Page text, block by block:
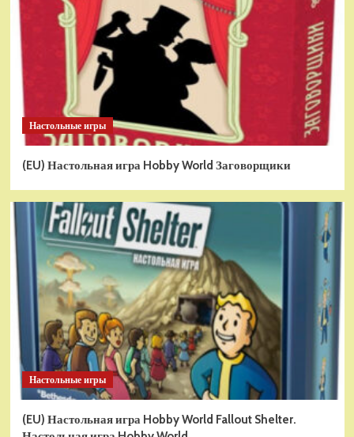
Настольные игры
(EU) Настольная игра Hobby World Заговорщики
Настольные игры
(EU) Настольная игра Hobby World Fallout Shelter.